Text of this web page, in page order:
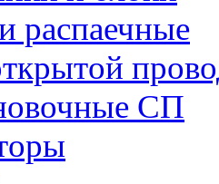
распаечные
СП